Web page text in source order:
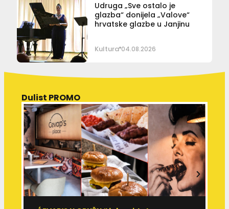
Udruga „Sve ostalo je
glazba“ donijela „Valove“
hrvatske glazbe u Janjinu
Kultura 04.08.2026
Dulist PROMO